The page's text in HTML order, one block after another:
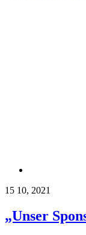
15 10, 2021
„Unser